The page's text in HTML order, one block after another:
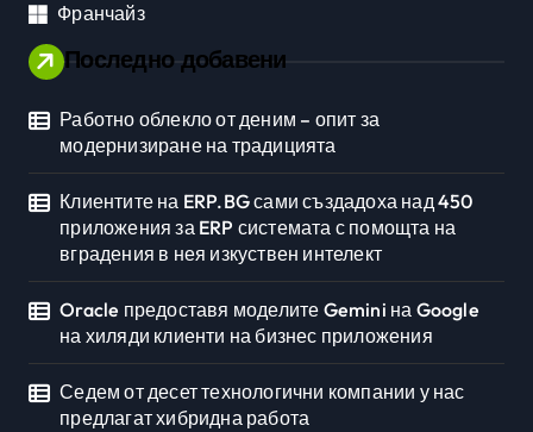
Франчайз
Последно добавени
Работно облекло от деним – опит за
модернизиране на традицията
Клиентите на ERP.BG сами създадоха над 450
приложения за ERP системата с помощта на
вградения в нея изкуствен интелект
Oracle предоставя моделите Gemini на Google
на хиляди клиенти на бизнес приложения
Седем от десет технологични компании у нас
предлагат хибридна работа